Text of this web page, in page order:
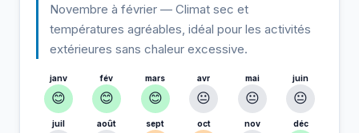
Novembre à février — Climat sec et
températures agréables, idéal pour les activités
extérieures sans chaleur excessive.
janv
😊
fév
😊
mars
😊
avr
😐
mai
😐
juin
😐
juil août sept oct nov déc